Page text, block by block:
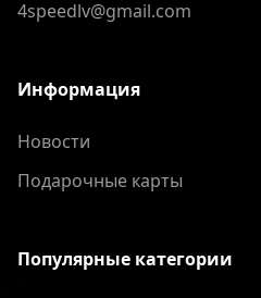
4speedlv@gmail.com
Информация
Новости
Подарочные карты
Популярные категории